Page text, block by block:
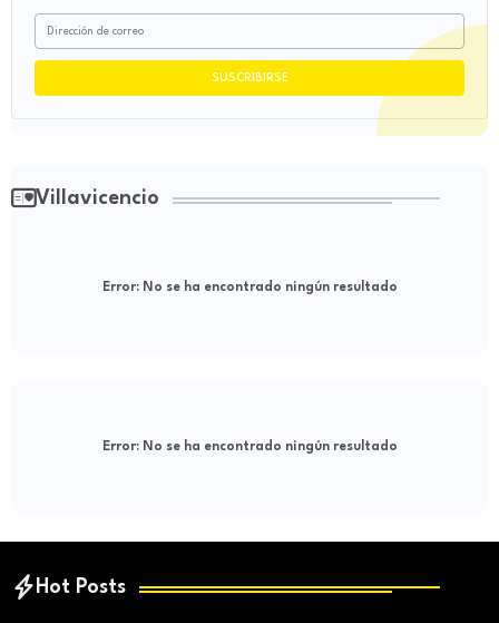
Villavicencio
Error:No se ha encontrado ningún resultado
Error:No se ha encontrado ningún resultado
Hot Posts